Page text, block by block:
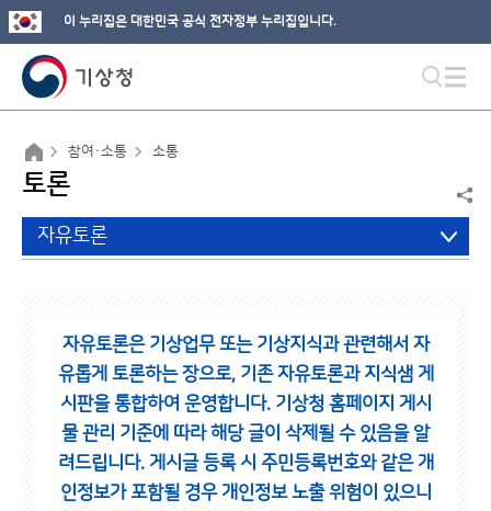
이 누리집은 대한민국 공식 전자정부 누리집입니다.
참여·소통 소통
토론
자유토론
자유토론은 기상업무 또는 기상지식과 관련해서 자
유롭게 토론하는 장으로, 기존 자유토론과 지식샘 게
시판을 통합하여 운영합니다. 기상청 홈페이지 게시
물 관리 기준에 따라 해당 글이 삭제될 수 있음을 알
려드립니다. 게시글 등록 시 주민등록번호와 같은 개
인정보가 포함될 경우 개인정보 노출 위험이 있으니